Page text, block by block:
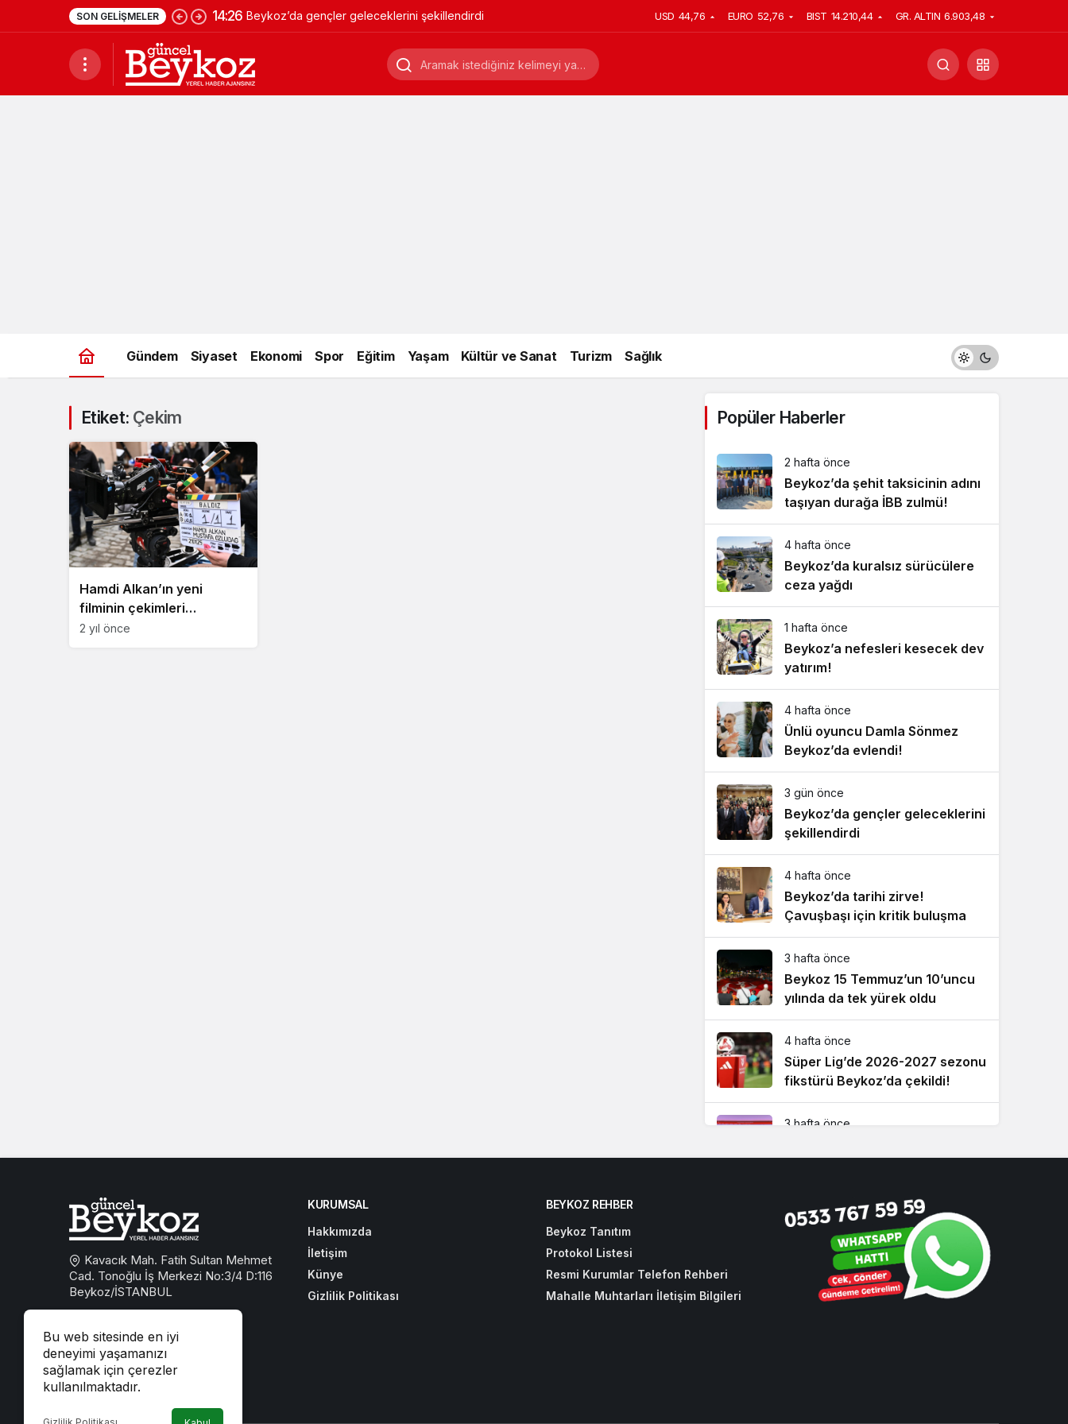
SON GELIŞMELER 14:26 Beykoz’da gençler geleceklerini şekillendirdi USD 44,76 EURO 52,76 BIST 14.210,44 GR. ALTIN 6.903,48
Gündem Siyaset Ekonomi Spor Eğitim Yaşam Kültür ve Sanat Turizm Sağlık
Etiket: Çekim
Hamdi Alkan’ın yeni
filminin çekimleri
Beykoz’da başladı
2 yıl önce
Popüler Haberler
2 hafta önce
Beykoz’da şehit taksicinin adını
taşıyan durağa İBB zulmü!
4 hafta önce
Beykoz’da kuralsız sürücülere
ceza yağdı
1 hafta önce
Beykoz’a nefesleri kesecek dev
yatırım!
4 hafta önce
Ünlü oyuncu Damla Sönmez
Beykoz’da evlendi!
3 gün önce
Beykoz’da gençler geleceklerini
şekillendirdi
4 hafta önce
Beykoz’da tarihi zirve!
Çavuşbaşı için kritik buluşma
3 hafta önce
Beykoz 15 Temmuz’un 10’uncu
yılında da tek yürek oldu
4 hafta önce
Süper Lig’de 2026-2027 sezonu
fikstürü Beykoz’da çekildi!
3 hafta önce
4 hafta önce
Beykoz’un sevilen ismi İsmet
Acar vefat etti
Bu web sitesinde en iyi
deneyimi yaşamanızı
sağlamak için çerezler
kullanılmaktadır.
Kavacık Mah. Fatih Sultan Mehmet
Cad. Tonoğlu İş Merkezi No:3/4 D:116
Beykoz/İSTANBUL
beykozguncel@gmail.com
iletisim@beykozguncel.com
KURUMSAL
Hakkımızda
İletişim
Künye
Gizlilik Politikası
BEYKOZ REHBER
Beykoz Tanıtım
Protokol Listesi
Resmi Kurumlar Telefon Rehberi
Mahalle Muhtarları İletişim Bilgileri